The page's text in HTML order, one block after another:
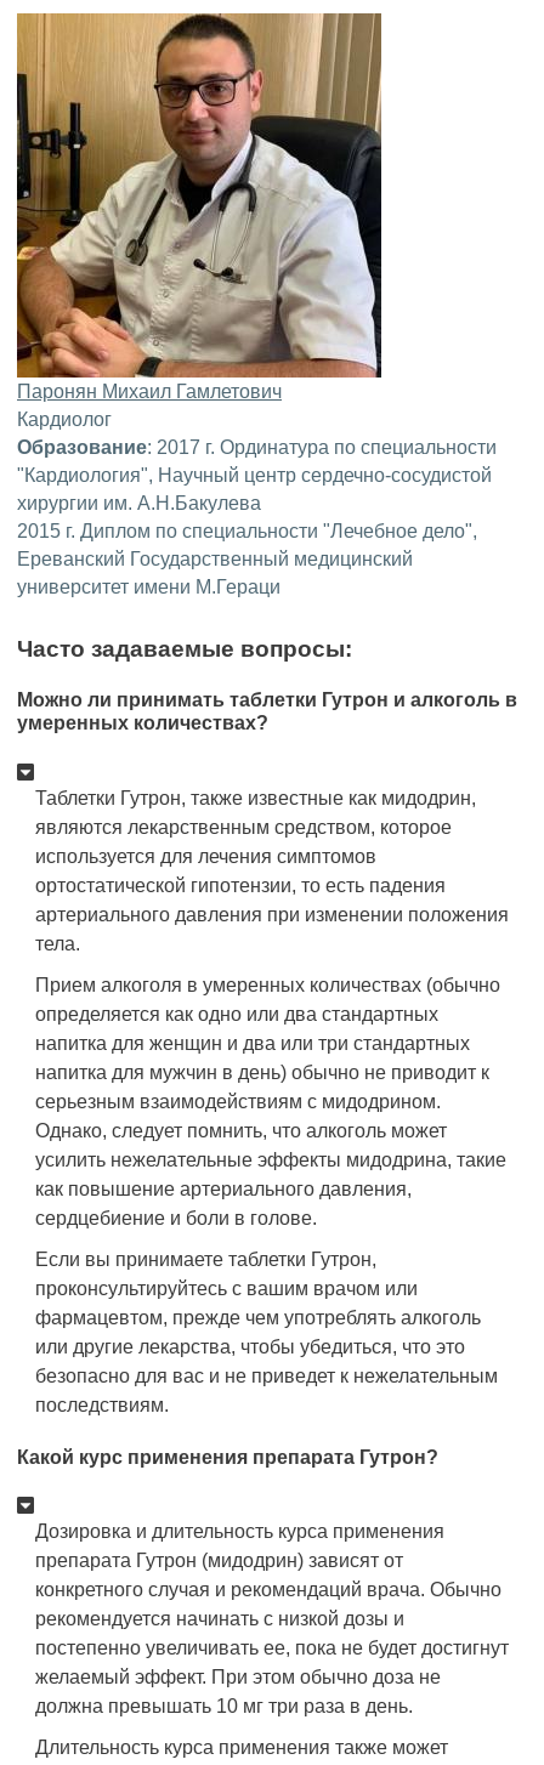
Паронян Михаил Гамлетович
Кардиолог
Образование: 2017 г. Ординатура по специальности
"Кардиология", Научный центр сердечно-сосудистой
хирургии им. А.Н.Бакулева
2015 г. Диплом по специальности "Лечебное дело",
Ереванский Государственный медицинский
университет имени М.Гераци
Часто задаваемые вопросы:
Можно ли принимать таблетки Гутрон и алкоголь в
умеренных количествах?
Таблетки Гутрон, также известные как мидодрин,
являются лекарственным средством, которое
используется для лечения симптомов
ортостатической гипотензии, то есть падения
артериального давления при изменении положения
тела.
Прием алкоголя в умеренных количествах (обычно
определяется как одно или два стандартных
напитка для женщин и два или три стандартных
напитка для мужчин в день) обычно не приводит к
серьезным взаимодействиям с мидодрином.
Однако, следует помнить, что алкоголь может
усилить нежелательные эффекты мидодрина, такие
как повышение артериального давления,
сердцебиение и боли в голове.
Если вы принимаете таблетки Гутрон,
проконсультируйтесь с вашим врачом или
фармацевтом, прежде чем употреблять алкоголь
или другие лекарства, чтобы убедиться, что это
безопасно для вас и не приведет к нежелательным
последствиям.
Какой курс применения препарата Гутрон?
Дозировка и длительность курса применения
препарата Гутрон (мидодрин) зависят от
конкретного случая и рекомендаций врача. Обычно
рекомендуется начинать с низкой дозы и
постепенно увеличивать ее, пока не будет достигнут
желаемый эффект. При этом обычно доза не
должна превышать 10 мг три раза в день.
Длительность курса применения также может